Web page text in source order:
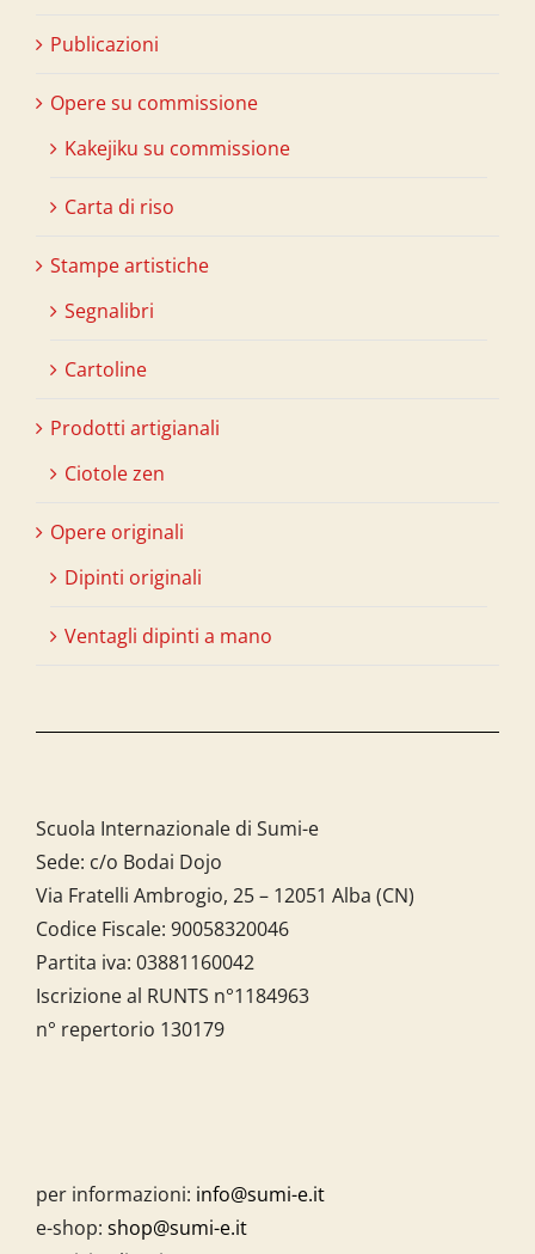
Publicazioni
Opere su commissione
Kakejiku su commissione
Carta di riso
Stampe artistiche
Segnalibri
Cartoline
Prodotti artigianali
Ciotole zen
Opere originali
Dipinti originali
Ventagli dipinti a mano
Scuola Internazionale di Sumi-e
Sede: c/o Bodai Dojo
Via Fratelli Ambrogio, 25 – 12051 Alba (CN)
Codice Fiscale: 90058320046
Partita iva: 03881160042
Iscrizione al RUNTS n°1184963
n° repertorio 130179
per informazioni: info@sumi-e.it
e-shop: shop@sumi-e.it